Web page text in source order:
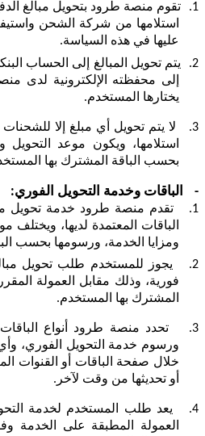
1.
تقوم منصة طرود بتحويل مبالغ
استلامها من شركة الشحن
عليها في هذه السياسة.
2.
يتم تحويل المبالغ إلى الحساب
إلى محفظته الإلكترونية لدى
يختارها المستخدم.
3.
لا يتم تحويل أي مبلغ إلا
استلامها، ويكون موعد
بحسب الباقة المشترك بها
- الباقات وخدمة التحويل الفوري:
1.
تقدم منصة طرود خدمة تحويل
الباقات المعتمدة لديها، ويختلف
ومزايا الخدمة، ورسومها بحسب
2.
يجوز للمستخدم طلب تحويل
فورية، وذلك مقابل العمولة
المشترك بها المستخدم.
3.
تحدد منصة طرود أنواع
ورسوم خدمة التحويل الفوري،
خلال صفحة الباقات أو القنوات
أو تحديثها من وقت لآخر.
4.
يعد طلب المستخدم لخدمة
العمولة المطبقة على الخدمة